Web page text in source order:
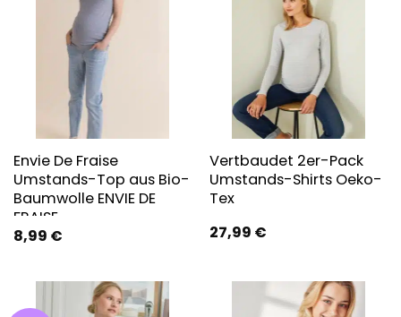
Envie De Fraise
Umstands-Top aus Bio-
Baumwolle ENVIE DE
FRAISE
8,99 €
Vertbaudet 2er-Pack
Umstands-Shirts Oeko-
Tex
27,99 €